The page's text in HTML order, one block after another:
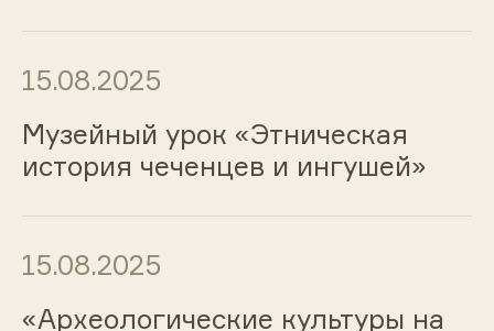
15.08.2025
Музейный урок «Этническая
история чеченцев и ингушей»
15.08.2025
«Археологические культуры на